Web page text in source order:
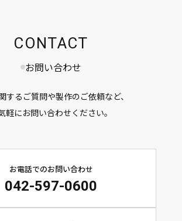
CONTACT
お問い合わせ
するご質問や製作のご依頼など、
軽にお問い合わせください。
お電話でのお問い合わせ
042-597-0600